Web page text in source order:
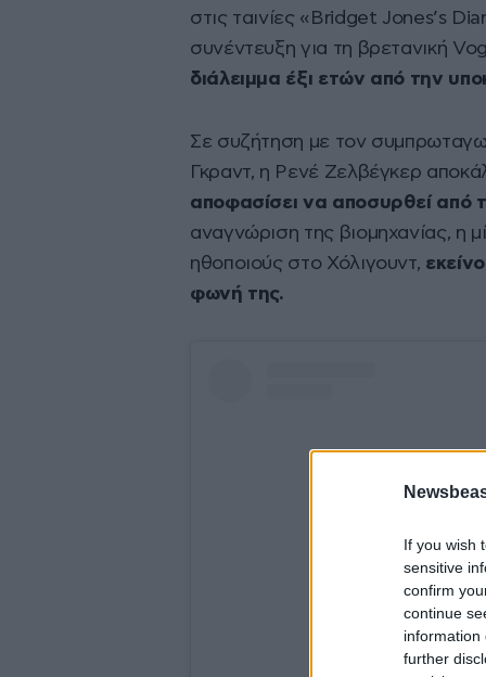
If you wish
sensitive
confirm
continue
information
further
στις ταινίες «Bridget Jones’s
συνέντευξη για τη βρετανική
διάλειμμα έξι ετών από την
Σε συζήτηση με τον
Γκραντ, η Ρενέ Ζελβέγκερ
αποφασίσει να αποσυρθεί από
αναγνώριση της βιομηχανίας, η
ηθοποιούς στο Χόλιγουντ,
φωνή της.